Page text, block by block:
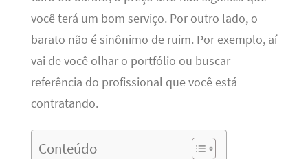
você terá um bom serviço. Por outro lado, o
barato não é sinônimo de ruim. Por exemplo, aí
vai de você olhar o portfólio ou buscar
referência do profissional que você está
contratando.
Conteúdo